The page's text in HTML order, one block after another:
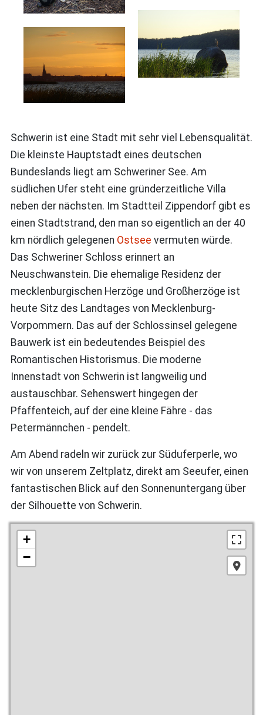
Schwerin ist eine Stadt mit sehr viel Lebensqualität.
Die kleinste Hauptstadt eines deutschen
Bundeslands liegt am Schweriner See. Am
südlichen Ufer steht eine gründerzeitliche Villa
neben der nächsten. Im Stadtteil Zippendorf gibt es
einen Stadtstrand, den man so eigentlich an der 40
km nördlich gelegenen Ostsee vermuten würde.
Das Schweriner Schloss erinnert an
Neuschwanstein. Die ehemalige Residenz der
mecklenburgischen Herzöge und Großherzöge ist
heute Sitz des Landtages von Mecklenburg-
Vorpommern. Das auf der Schlossinsel gelegene
Bauwerk ist ein bedeutendes Beispiel des
Romantischen Historismus. Die moderne
Innenstadt von Schwerin ist langweilig und
austauschbar. Sehenswert hingegen der
Pfaffenteich, auf der eine kleine Fähre - das
Petermännchen - pendelt.
Am Abend radeln wir zurück zur Süduferperle, wo
wir von unserem Zeltplatz, direkt am Seeufer, einen
fantastischen Blick auf den Sonnenuntergang über
der Silhouette von Schwerin.
+
−